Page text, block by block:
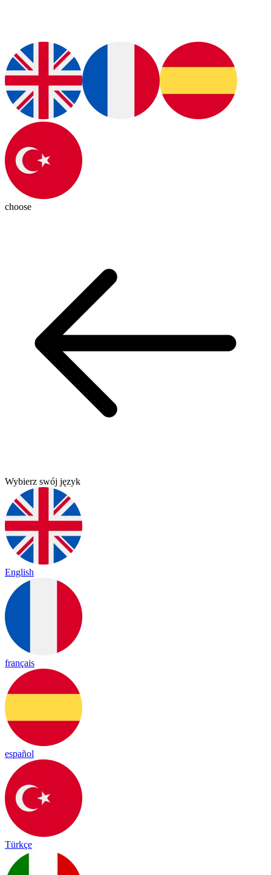
choose
Wybierz swój język
English
français
español
Türkçe